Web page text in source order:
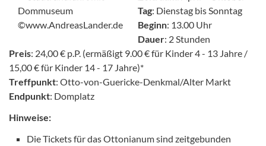
Tag: Dienstag bis Sonntag
Beginn: 13.00 Uhr
Dauer: 2 Stunden
Preis: 24,00 € p.P. (ermäßigt 9.00 € für Kinder 4 - 13 Jahre /
15,00 € für Kinder 14 - 17 Jahre)*
Treffpunkt: Otto-von-Guericke-Denkmal/Alter Markt
Endpunkt: Domplatz
Hinweise:
Die Tickets für das Ottonianum sind zeitgebunden